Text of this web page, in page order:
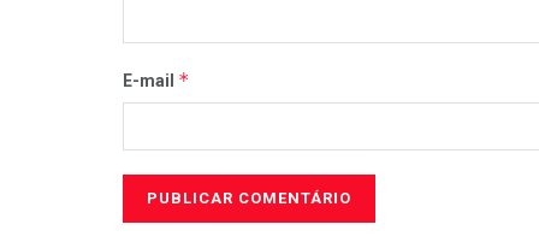
E-mail *